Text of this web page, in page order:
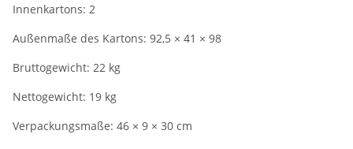
Innenkartons: 2
Außenmaße des Kartons: 92,5 × 41 × 98
Bruttogewicht: 22 kg
Nettogewicht: 19 kg
Verpackungsmaße: 46 × 9 × 30 cm